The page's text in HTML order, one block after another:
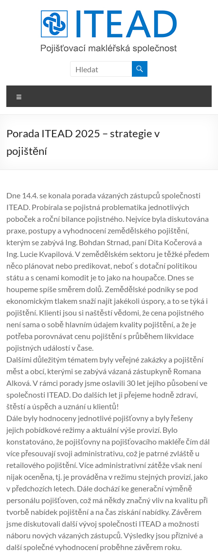
a.s.
Porada ITEAD 2025 – strategie v
pojištění
Dne 14.4. se konala porada vázaných zástupců společnosti
ITEAD. Probírala se pojistná problematika jednotlivých
poboček a roční bilance pojistného. Nejvíce byla diskutována
praxe, postupy a vyhodnocení zemědělského pojištění,
kterým se zabývá Ing. Bohdan Strnad, paní Dita Kočerová a
Ing. Lucie Kvapilová. V zemědělském sektoru je těžké předem
něco plánovat nebo predikovat, neboť s dotační politikou
státu a s cenami komodit je to jako na houpačce. Dnes se
houpeme spíše směrem dolů. Zemědělské podniky se pod
ekonomickým tlakem snaží najít jakékoli úspory, a to se týká i
pojištění. Klienti jsou si naštěstí vědomi, že cena pojistného
není sama o sobě hlavním údajem kvality pojištění, a že je
potřeba porovnávat cenu pojištění s průběhem likvidace
pojistných událostí v čase.
Dalšími důležitým tématem byly veřejné zakázky a pojištění
měst a obcí, kterými se zabývá vázaná zástupkyně Romana
Alková. V rámci porady jsme oslavili 30 let jejího působení ve
společnosti ITEAD. Do dalších let ji přejeme hodně zdraví,
štěstí a úspěch a uznání u klientů!
Dále byly hodnoceny jednotlivé pojišťovny a byly řešeny
jejich pobídkové režimy a aktuální výše provizí. Bylo
konstatováno, že pojišťovny na pojišťovacího makléře čím dál
více přesouvají svoji administrativu, což je patrné zvláště u
retailového pojištění. Více administrativní zátěže však není
nijak oceněna, tj. je prováděna v režimu stejných provizí, jako
v předchozích letech. Dále dochází ke generační výměně
personálu pojišťoven, což má někdy značný vliv na kvalitu při
tvorbě nabídek pojištění a na čas získání nabídky. Závěrem
jsme diskutovali další vývoj společnosti ITEAD a možnosti
náboru nových vázaných zástupců. Výsledky jsou příznivé a
další společné vyhodnocení proběhne závěrem roku.